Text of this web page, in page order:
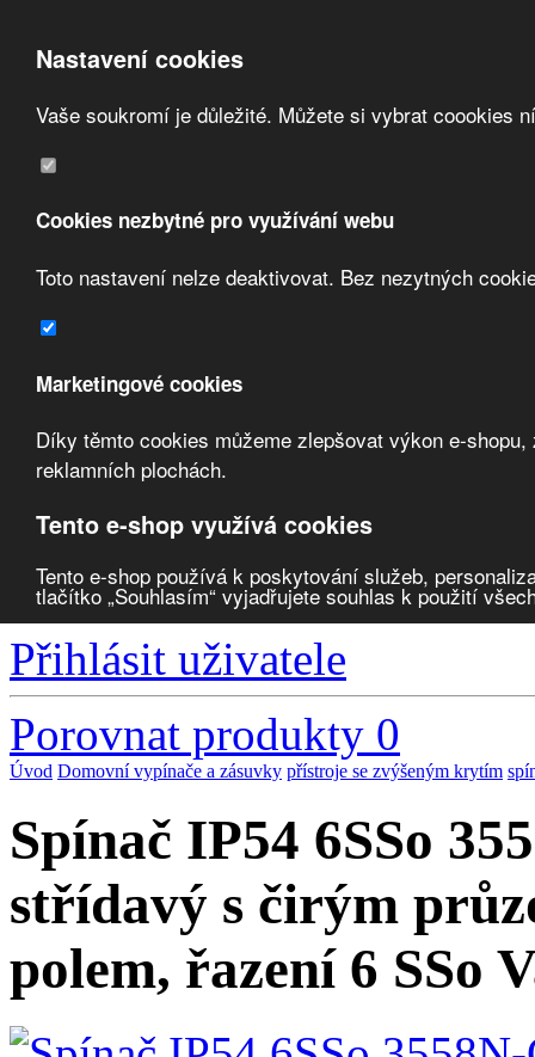
Nastavení cookies
Vaše soukromí je důležité. Můžete si vybrat coookies
Cookies nezbytné pro využívání webu
Toto nastavení nelze deaktivovat. Bez nezytných
Marketingové cookies
Díky těmto cookies můžeme zlepšovat výkon e-
reklamních plochách.
Tento e-shop využívá cookies
Tento e-shop používá k poskytování služeb,
tlačítko „Souhlasím“ vyjadřujete souhlas k použití
Přeskočit na hlavní obsah/
Obchodní podmínky
Registrace
Kontakt
Zvolte měnu:
Přihlásit uživatele
Porovnat produkty 0
Úvod Domovní vypínače a zásuvky přístroje se zvýšeným krytím
Spínač IP54 6SSo
střídavý s čirým
polem, řazení 6 SSo